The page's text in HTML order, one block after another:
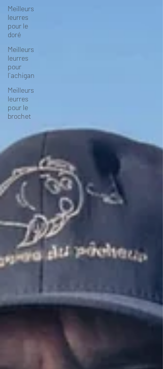
Meilleurs
leurres
pour le
doré
Meilleurs
leurres
pour
l`achigan
Meilleurs
leurres
pour le
brochet